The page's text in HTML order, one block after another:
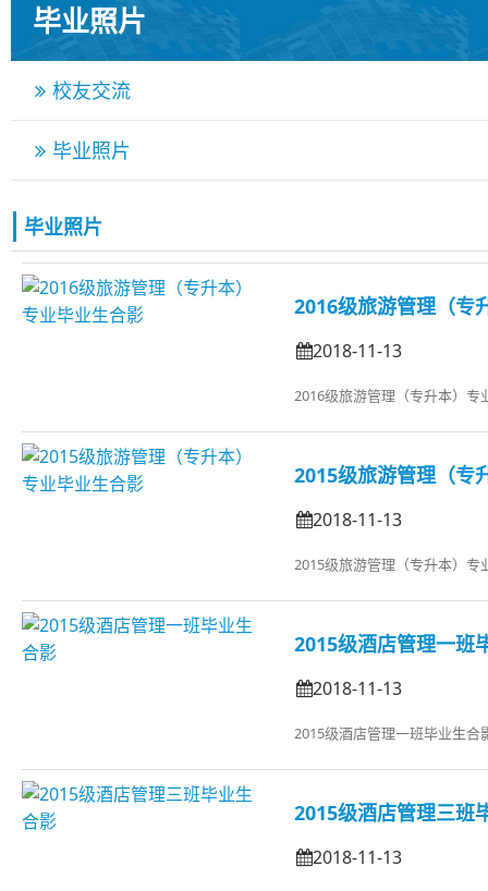
毕业照片
校友交流
毕业照片
毕业照片
2016级旅游管理（专
2018-11-13
2016级旅游管理（专升本）专
2015级旅游管理（专
2018-11-13
2015级旅游管理（专升本）专
2015级酒店管理一班
2018-11-13
2015级酒店管理一班毕业生合
2015级酒店管理三班
2018-11-13